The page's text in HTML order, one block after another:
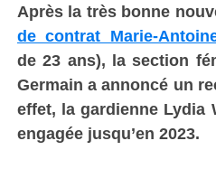
Après la très bonne
de contrat Marie-
de 23 ans), la section
Germain a annoncé un
effet, la gardienne Lydia
engagée jusqu’en 2023.